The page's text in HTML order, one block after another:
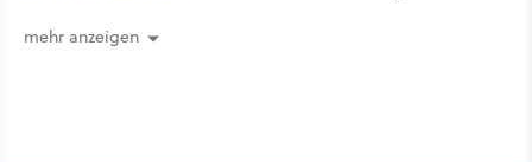
mehr anzeigen